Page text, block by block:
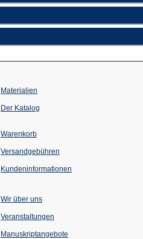
Materialien
Der Katalog
Warenkorb
Versandgebühren
Kundeninformationen
Wir über uns
Veranstaltungen
einem
Manuskriptangebote